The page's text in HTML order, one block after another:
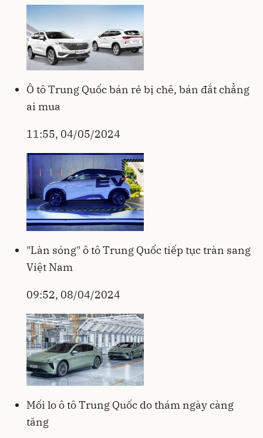
Ô tô Trung Quốc bán rẻ bị chê, bán đắt chẳng
ai mua
11:55, 04/05/2024
"Làn sóng" ô tô Trung Quốc tiếp tục tràn sang
Việt Nam
09:52, 08/04/2024
Mối lo ô tô Trung Quốc do thám ngày càng
tăng